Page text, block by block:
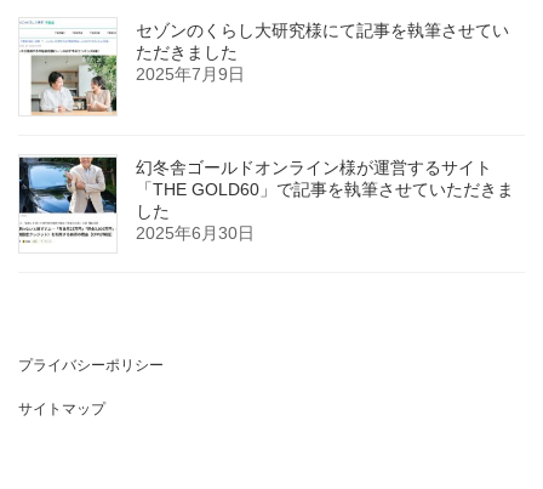
セゾンのくらし大研究様にて記事を執筆させてい
ただきました
2025年7月9日
幻冬舎ゴールドオンライン様が運営するサイト
「THE GOLD60」で記事を執筆させていただきま
した
2025年6月30日
プライバシーポリシー
サイトマップ